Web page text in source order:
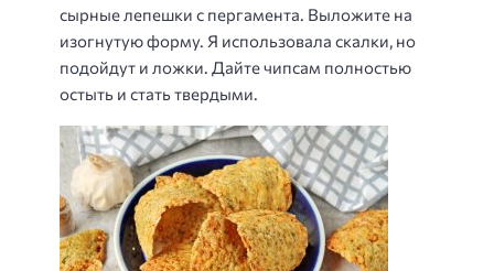
сырные лепешки с пергамента. Выложите на
изогнутую форму. Я использовала скалки, но
подойдут и ложки. Дайте чипсам полностью
остыть и стать твердыми.